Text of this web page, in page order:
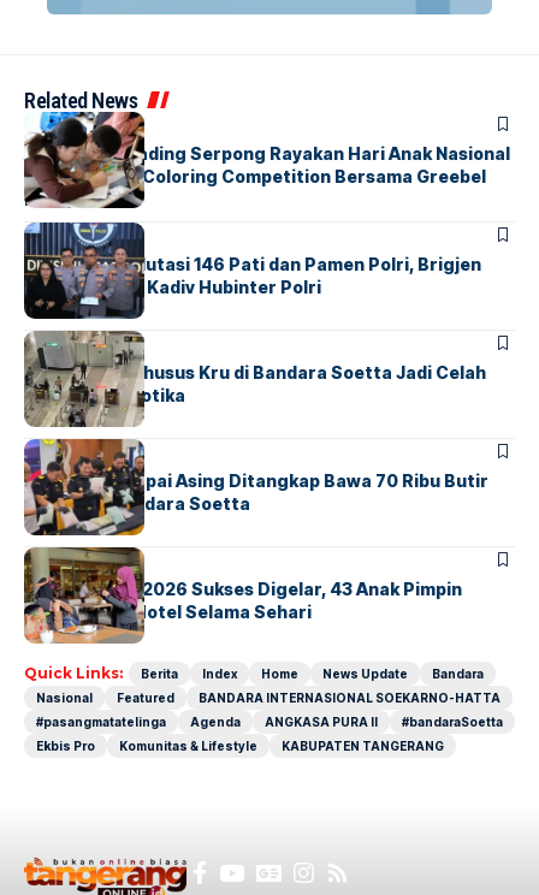
Related News
BERITAINDEX
Atria Hotel Gading Serpong Rayakan Hari Anak Nasional
Lewat Family Coloring Competition Bersama Greebel
Indonesia
BERITA
Mabes Polri Mutasi 146 Pati dan Pamen Polri, Brigjen
Untung Jabat Kadiv Hubinter Polri
BANDARABERITA
Ketika Jalur Khusus Kru di Bandara Soetta Jadi Celah
Sindikat Narkotika
BANDARA BERITA
Kopilot Maskapai Asing Ditangkap Bawa 70 Ribu Butir
Ekstasi di Bandara Soetta
BERITAINDEX
GM For A Day 2026 Sukses Digelar, 43 Anak Pimpin
Operasional Hotel Selama Sehari
Quick Links: Berita Index Home News Update
Bandara
Nasional
Featured
BANDARA INTERNASIONAL SOEKARNO-HATTA
#pasangmatatelinga
Agenda ANGKASA PURA II
#bandaraSoetta
Ekbis Pro
Komunitas & Lifestyle KABUPATEN TANGERANG